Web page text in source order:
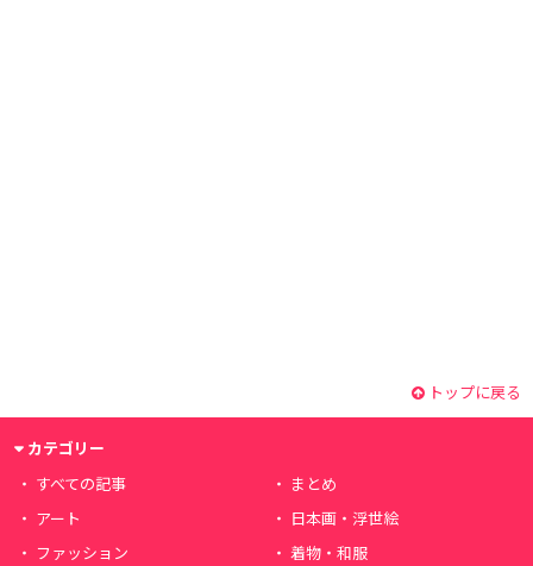
トップに戻る
カテゴリー
すべての記事
まとめ
アート
日本画・浮世絵
ファッション
着物・和服